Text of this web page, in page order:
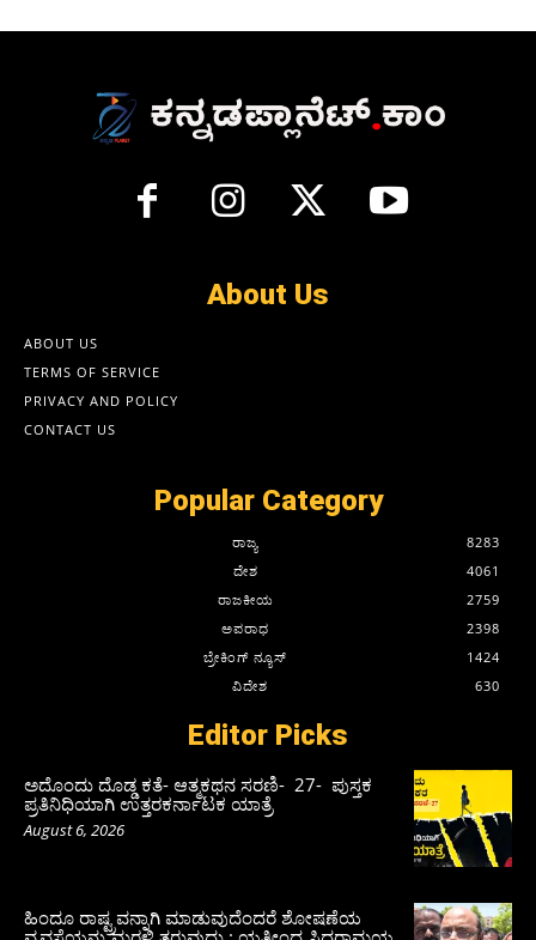
About Us
ABOUT US
TERMS OF SERVICE
PRIVACY AND POLICY
CONTACT US
Popular Category
ರಾಜ್ಯ
8283
ದೇಶ
4061
ರಾಜಕೀಯ
2759
ಅಪರಾಧ
2398
ಬ್ರೇಕಿಂಗ್ ನ್ಯೂಸ್
1424
ವಿದೇಶ
630
Editor Picks
ಅದೊಂದು ದೊಡ್ಡ ಕತೆ- ಆತ್ಮಕಥನ ಸರಣಿ- 27- ಪುಸ್ತಕ
ಪ್ರತಿನಿಧಿಯಾಗಿ ಉತ್ತರಕರ್ನಾಟಕ ಯಾತ್ರೆ
August 6, 2026
ಹಿಂದೂ ರಾಷ್ಟ್ರವನ್ನಾಗಿ ಮಾಡುವುದೆಂದರೆ ಶೋಷಣೆಯ